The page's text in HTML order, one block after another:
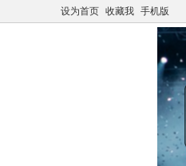
设为首页 收藏我 手机版